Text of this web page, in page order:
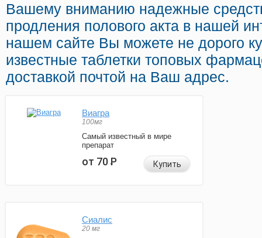
Вашему вниманию надежные
продления полового акта в нашей
нашем сайте Вы можете не дорого
известные таблетки топовых
доставкой почтой на Ваш адрес.
Виагра
100мг
Самый известный в мире
препарат
от 70Р Купить
Сиалис
20 мг